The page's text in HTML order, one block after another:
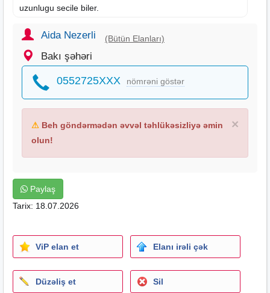
uzunlugu secile biler.
istifadeciler ucun ideal secimdir.
Aida Nezerli (Bütün Elanları)
Bakı şəhəri
0552725XXX nömrəni göstər
×
⚠ Beh göndərmədən əvvəl təhlükəsizliyə əmin
olun!
Paylaş
Tarix: 18.07.2026
ViP elan et Elanı irəli çək
Düzəliş et Sil